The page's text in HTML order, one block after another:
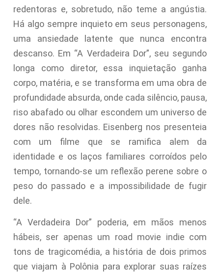
redentoras e, sobretudo, não teme a angústia.
Há algo sempre inquieto em seus personagens,
uma ansiedade latente que nunca encontra
descanso. Em “A Verdadeira Dor”, seu segundo
longa como diretor, essa inquietação ganha
corpo, matéria, e se transforma em uma obra de
profundidade absurda, onde cada silêncio, pausa,
riso abafado ou olhar escondem um universo de
dores não resolvidas. Eisenberg nos presenteia
com um filme que se ramifica alem da
identidade e os laços familiares corroídos pelo
tempo, tornando-se um reflexão perene sobre o
peso do passado e a impossibilidade de fugir
dele.
“A Verdadeira Dor” poderia, em mãos menos
hábeis, ser apenas um road movie indie com
tons de tragicomédia, a história de dois primos
que viajam à Polônia para explorar suas raízes